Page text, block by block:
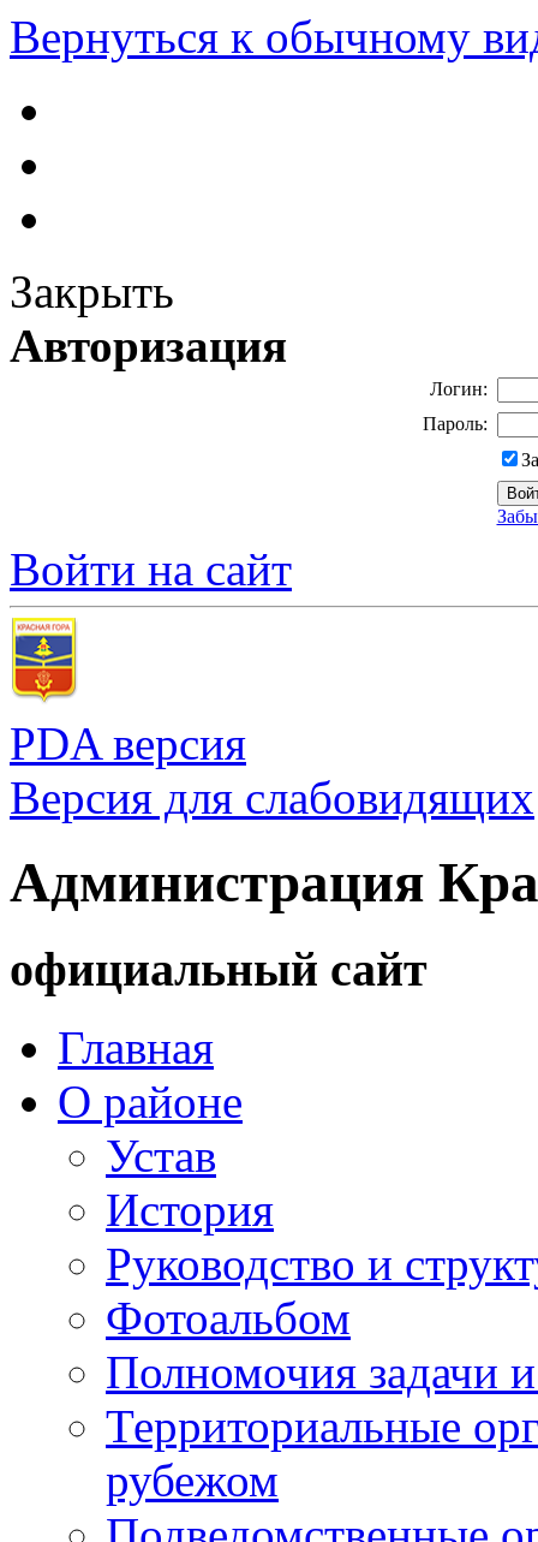
Вернуться к обычному
Закрыть
Авторизация
Логин:
Пароль:
Войти на сайт
PDA версия
Версия для слабовидящих
Администрация
официальный сайт
Главная
О районе
Устав
История
Руководство и
Фотоальбом
Полномочия задачи
Территориальные
рубежом